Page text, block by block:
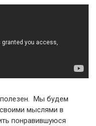
Мы будем
мыслями в
понравившуюся